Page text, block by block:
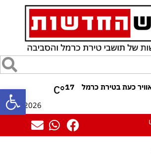
פתח 17
°C
08/08/2026